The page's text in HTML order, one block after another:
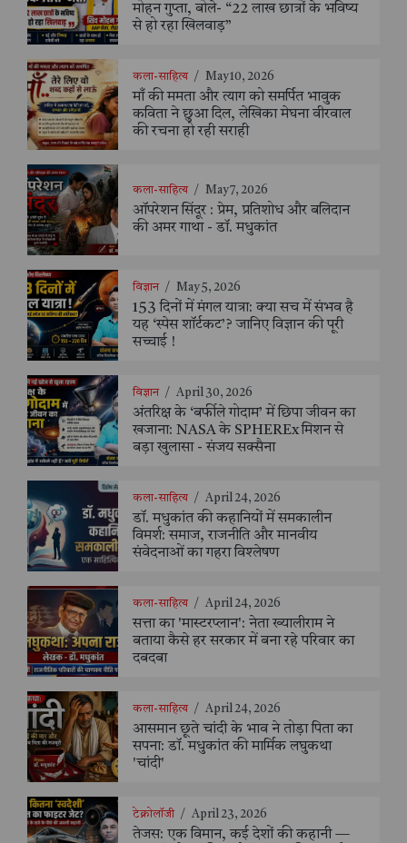
मोहन गुप्ता, बोले- “22 लाख छात्रों के भविष्य
से हो रहा खिलवाड़”
कला-साहित्य / May 10, 2026
माँ की ममता और त्याग को समर्पित भावुक
कविता ने छुआ दिल, लेखिका मेघना वीरवाल
की रचना हो रही सराही
कला-साहित्य / May 7, 2026
ऑपरेशन सिंदूर : प्रेम, प्रतिशोध और बलिदान
की अमर गाथा - डॉ. मधुकांत
विज्ञान / May 5, 2026
153 दिनों में मंगल यात्रा: क्या सच में संभव है
यह ‘स्पेस शॉर्टकट’? जानिए विज्ञान की पूरी
सच्चाई !
विज्ञान / April 30, 2026
अंतरिक्ष के ‘बर्फीले गोदाम’ में छिपा जीवन का
खजाना: NASA के SPHEREx मिशन से
बड़ा खुलासा - संजय सक्सैना
कला-साहित्य / April 24, 2026
डॉ. मधुकांत की कहानियों में समकालीन
विमर्श: समाज, राजनीति और मानवीय
संवेदनाओं का गहरा विश्लेषण
कला-साहित्य / April 24, 2026
सत्ता का 'मास्टरप्लान': नेता ख्यालीराम ने
बताया कैसे हर सरकार में बना रहे परिवार का
दबदबा
कला-साहित्य / April 24, 2026
आसमान छूते चांदी के भाव ने तोड़ा पिता का
सपना: डॉ. मधुकांत की मार्मिक लघुकथा
'चांदी'
टेक्नोलॉजी / April 23, 2026
तेजस: एक विमान, कई देशों की कहानी —